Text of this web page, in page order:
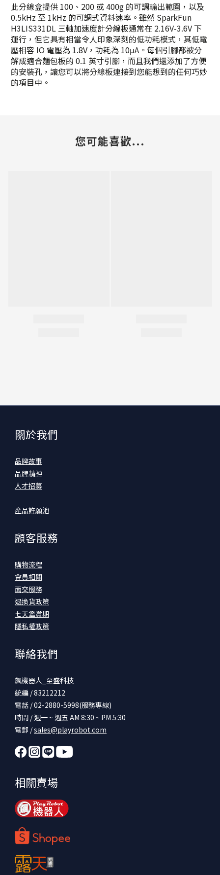
此分線盒提供 100、200 或 400g 的可調輸出範圍，以及
0.5kHz 至 1kHz 的可調式資料速率。雖然 SparkFun
H3LIS331DL 三軸加速度計分線板通常在 2.16V-3.6V 下
運行，但它具有相當令人印象深刻的低功耗模式，其低電
壓相容 IO 電壓為 1.8V，功耗為 10μA。每個引腳都被分
解成適合麵包板的 0.1 英寸引腳，而且我們還添加了方便
的安裝孔，讓您可以將分線板連接到您能想到的任何巧妙
的項目中。
您可能喜歡...
關於我們
品牌故事
品牌精神
人才招募
產品許願池
顧客服務
購物流程
會員相關
面交服務
退換貨政策
七天鑑賞期
隱私權政策
聯絡我們
飆機器人_至盛科技
統編 / 83212212
電話 / 02-2880-5998(服務專線)
時間 / 週一 ~ 週五 AM 8:30 ~ PM 5:30
電郵 /sales@playrobot.com
相關賣場